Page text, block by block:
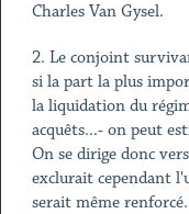
Charles Van Gysel.
2. Le conjoint
si la part la plus
la liquidation du
acquêts...- on peut
On se dirige donc
exclurait cependant
serait même